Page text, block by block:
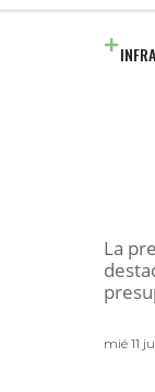
La
mié 11